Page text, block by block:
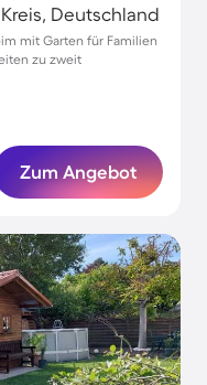
Deutschland
mit Garten für Familien
zu zweit
Zum Angebot